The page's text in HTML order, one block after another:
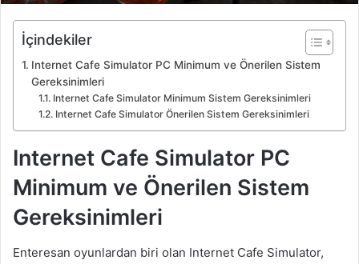
İçindekiler
Internet Cafe Simulator PC Minimum ve Önerilen Sistem
Gereksinimleri
Internet Cafe Simulator Minimum Sistem Gereksinimleri
Internet Cafe Simulator Önerilen Sistem Gereksinimleri
Internet Cafe Simulator PC
Minimum ve Önerilen Sistem
Gereksinimleri
Enteresan oyunlardan biri olan Internet Cafe Simulator,